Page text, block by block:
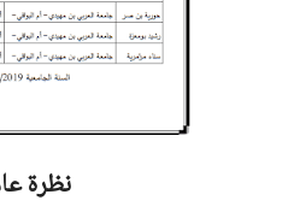
نظرة